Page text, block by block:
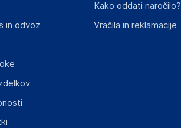
izdelka z zahtevanimi predpisi.
in odvoz
Kako oddati naročilo?
Vračila in reklamacije